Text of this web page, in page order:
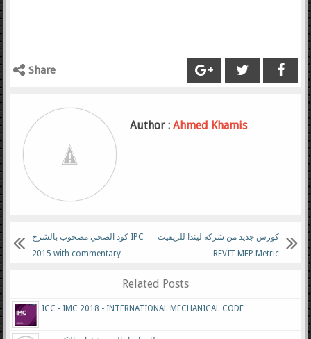
Share
Author : Ahmed Khamis
كود الصحي مصحوب بالشرح IPC
2015 with commentary
كورس جديد من شركه ليندا للريفيت
REVIT MEP Metric
Related Posts
ICC - IMC 2018 - INTERNATIONAL MECHANICAL CODE